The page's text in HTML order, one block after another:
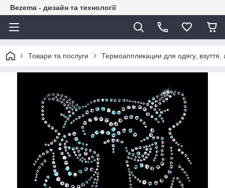
Bezema - дизайн та технології
Товари та послуги Термоаппликации для одягу, взуття,